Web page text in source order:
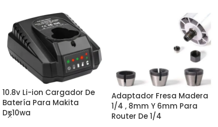
10.8v Li-ion Cargador De
Batería Para Makita
Dc10wa
Adaptador Fresa Madera
1/4 , 8mm Y 6mm Para
Router De 1/4